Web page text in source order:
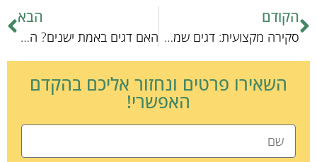
הקודם
סקירה מקצועית: דגים שמצויים בכנרת
הבא
האם דגים באמת ישנים? האמת המדעית.
השאירו פרטים ונחזור אליכם בהקדם
האפשרי!